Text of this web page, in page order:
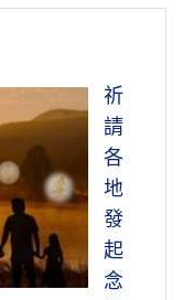
祈
請
各
地
發
起
念